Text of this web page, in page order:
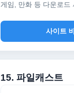
게임, 만화 등 다운로드
사이트
15. 파일캐스트